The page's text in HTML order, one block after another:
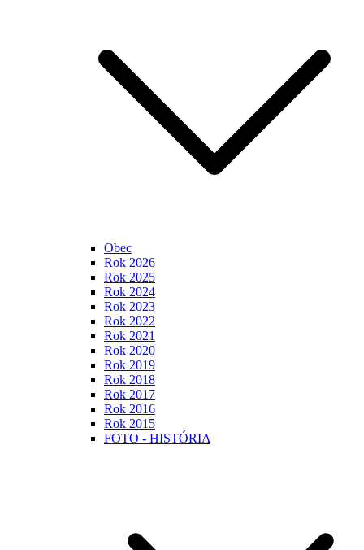
Obec
Rok 2026
Rok 2025
Rok 2024
Rok 2023
Rok 2022
Rok 2021
Rok 2020
Rok 2019
Rok 2018
Rok 2017
Rok 2016
Rok 2015
FOTO - HISTÓRIA